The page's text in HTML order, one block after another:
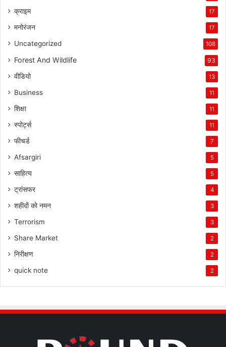
क्राइम 17
मनोरंजन 17
Uncategorized 108
Forest And Wildlife 93
वीडियो 13
Business 11
शिक्षा 11
स्पोर्ट्स 11
फीचर्ड 7
Afsargiri 5
साहित्य 5
ट्रांसफर 4
शहीदों को नमन 3
Terrorism 3
Share Market 2
निरीक्षण 2
quick note 2